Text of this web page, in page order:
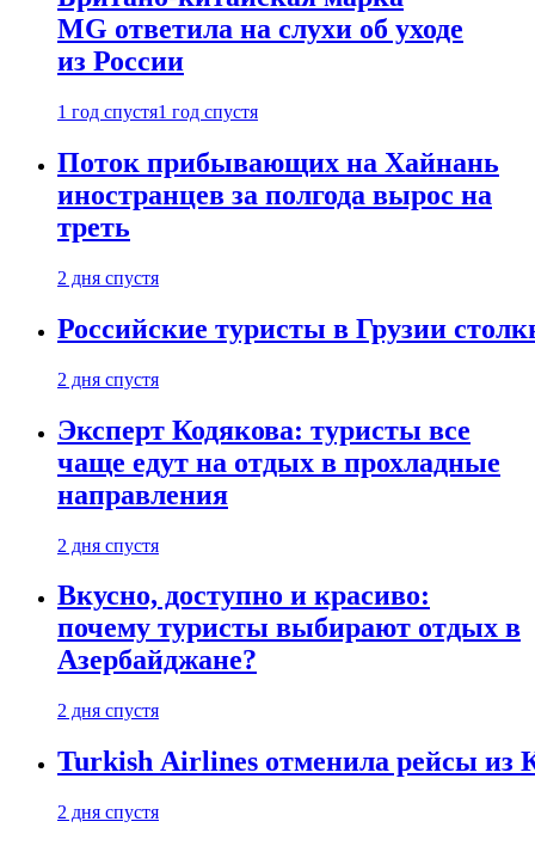
MG ответила на слухи об уходе
из России
1 год спустя1 год спустя
Поток прибывающих на Хайнань
иностранцев за полгода вырос на
треть
2 дня спустя
Российские туристы в Грузии
2 дня спустя
Эксперт Кодякова: туристы все
чаще едут на отдых в прохладные
направления
2 дня спустя
Вкусно, доступно и красиво:
почему туристы выбирают отдых в
Азербайджане?
2 дня спустя
Turkish Airlines отменила рейсы из
2 дня спустя